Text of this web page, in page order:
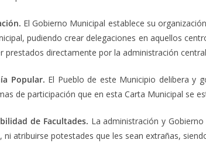
El Gobierno Municipal establece su
pudiendo crear delegaciones en aquellos
prestados directamente por la administración
Popular. El Pueblo de este Municipio delibera y
de participación que en esta Carta Municipal se
de Facultades. La administración y
ni atribuirse potestades que les sean extrañas,